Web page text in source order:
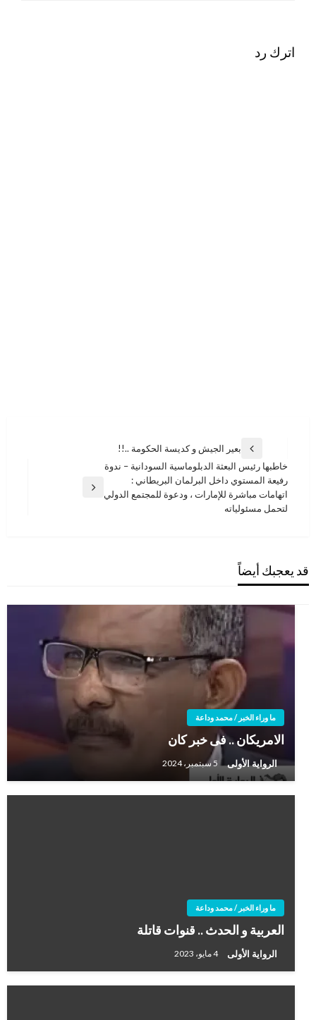
اترك رد
المقالات
المقالة
السابقة
بعير الجيش و كديسة الحكومة ..!!
المقالة
التالية
خاطبها رئيس البعثة الدبلوماسية السودانية – ندوة
رفيعة المستوي داخل البرلمان البريطاني :
اتهامات مباشرة للإمارات ، ودعوة للمجتمع الدولي
لتحمل مسئولياته
قد يعجبك أيضاً
ما وراء الخبر / محمد وداعة
الامريكان .. فى خبر كان
الرواية الأولى 5 سبتمبر، 2024
ما وراء الخبر / محمد وداعة
العربية و الحدث .. قنوات قاتلة
الرواية الأولى 4 مايو، 2023